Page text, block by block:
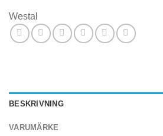
Westal
BESKRIVNING
VARUMÄRKE